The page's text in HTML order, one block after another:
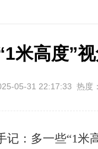
米高度”
05-31 22:17:33 热度
记：多一些“1米